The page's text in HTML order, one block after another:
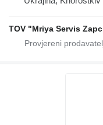
TOV "Mriya Servis